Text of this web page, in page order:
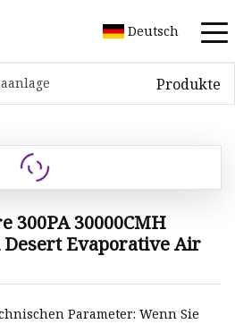
Deutsch
Produkte
300PA 30000CMH
Evaporative Air
Parameter: Wenn Sie